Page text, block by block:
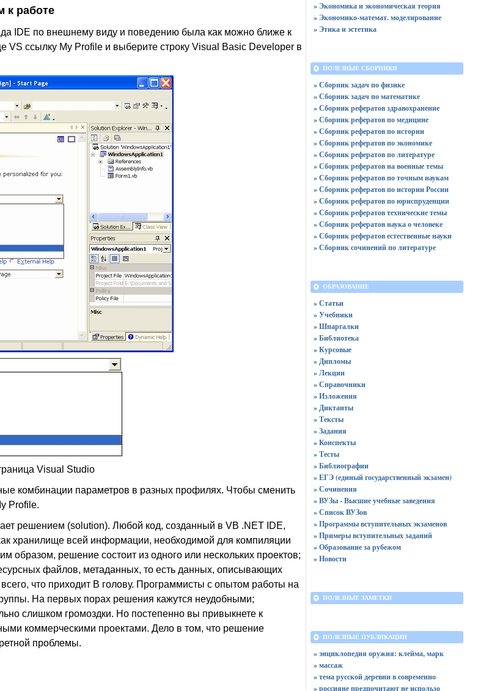
к работе
IDE по внешнему виду и поведению была как можно ближе к
VS ссылку My Profile и выберите строку Visual Basic Developer в
Visual Studio
комбинации параметров в разных профилях. Чтобы сменить
Profile.
решением (solution). Любой код, созданный в VB .NET IDE,
хранилище всей информации, необходимой для компиляции
решение состоит из одного или нескольких проектов;
файлов, метаданных, то есть данных, описывающих
что приходит В голову. Программисты с опытом работы на
На первых порах решения кажутся неудобными;
слишком громоздки. Но постепенно вы привыкнете к
коммерческими проектами. Дело в том, что решение
проблемы.
» Экономика и экономическая теория
» Экономико-математ. моделирование
» Этика и эстетика
ПОЛЕЗНЫЕ СБОРНИКИ
» Сборник задач по физике
» Сборник задач по математике
» Сборник рефератов здравохранение
» Сборник рефератов по медицине
» Сборник рефератов по истории
» Сборник рефератов по экономике
» Сборник рефератов по литературе
» Сборник рефератов на военные темы
» Сборник рефератов по точным наукам
» Сборник рефератов по истории России
» Сборник рефератов по юриспруденции
» Сборник рефератов технические темы
» Сборник рефератов наука о человеке
» Сборник рефератов естественные науки
» Сборник сочинений по литературе
ОБРАЗОВАНИЕ
» Статьи
» Учебники
» Шпаргалки
» Библиотека
» Курсовые
» Дипломы
» Лекции
» Справочники
» Изложения
» Диктанты
» Тексты
» Задания
» Конспекты
» Тесты
» Библиографии
» ЕГЭ (единый государственный экзамен)
» Сочинения
» ВУЗы - Высшие учебные заведения
» Список ВУЗов
» Программы вступительных экзаменов
» Примеры вступительных заданий
» Образование за рубежом
» Новости
ПОЛЕЗНЫЕ ЗАМЕТКИ
ПОЛЕЗНЫЕ ПУБЛИКАЦИИ
» энциклопедия оружия: клейма, марк
» массаж
» тема русской деревни в современно
» россияне предпочитают не использо